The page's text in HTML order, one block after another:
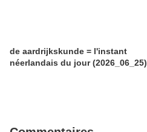
de aardrijkskunde = l'instant
néerlandais du jour (2026_06_25)